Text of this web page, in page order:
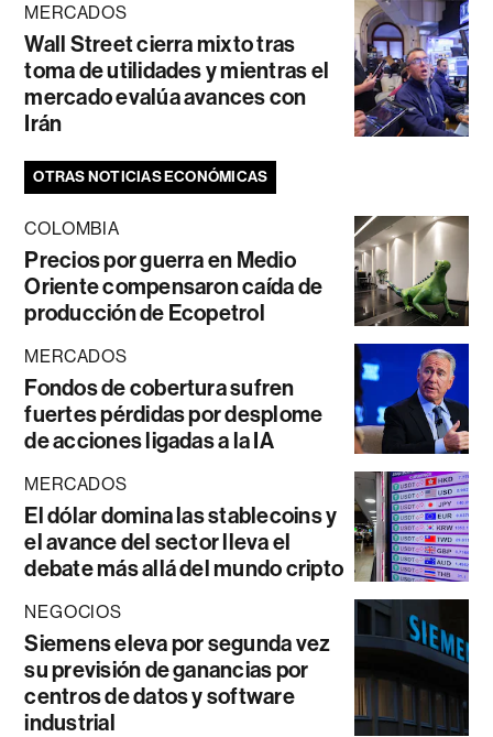
MERCADOS
Wall Street cierra mixto tras
toma de utilidades y mientras el
mercado evalúa avances con
Irán
OTRAS NOTICIAS ECONÓMICAS
COLOMBIA
Precios por guerra en Medio
Oriente compensaron caída de
producción de Ecopetrol
MERCADOS
Fondos de cobertura sufren
fuertes pérdidas por desplome
de acciones ligadas a la IA
MERCADOS
El dólar domina las stablecoins y
el avance del sector lleva el
debate más allá del mundo cripto
NEGOCIOS
Siemens eleva por segunda vez
su previsión de ganancias por
centros de datos y software
industrial